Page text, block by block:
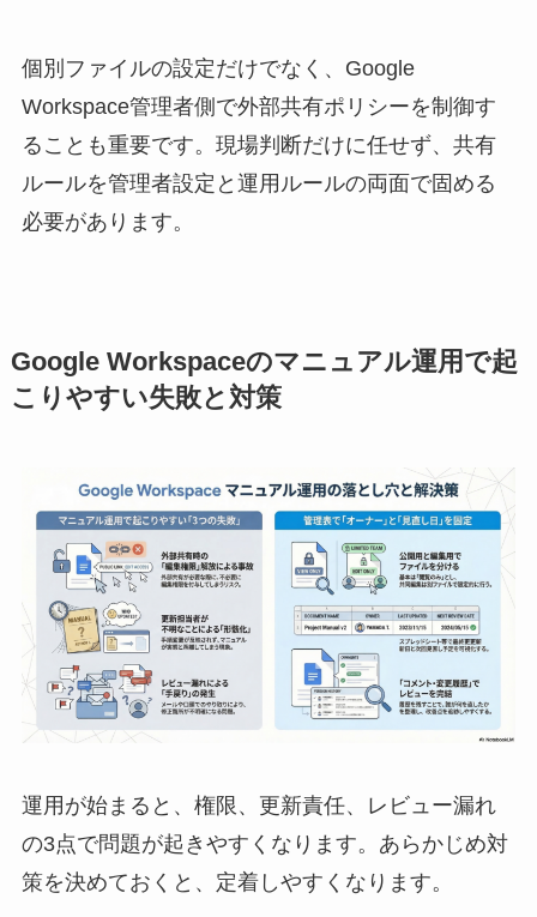
個別ファイルの設定だけでなく、Google
Workspace管理者側で外部共有ポリシーを制御す
ることも重要です。現場判断だけに任せず、共有
ルールを管理者設定と運用ルールの両面で固める
必要があります。
Google Workspaceのマニュアル運用で起
こりやすい失敗と対策
運用が始まると、権限、更新責任、レビュー漏れ
の3点で問題が起きやすくなります。あらかじめ対
策を決めておくと、定着しやすくなります。